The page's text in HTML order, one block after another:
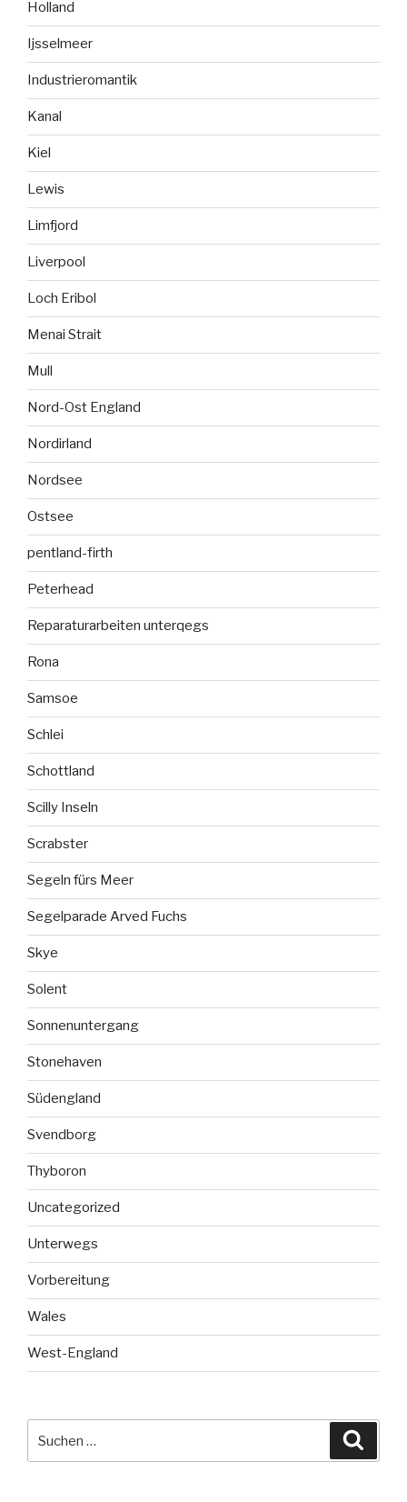
Holland
Ijsselmeer
Industrieromantik
Kanal
Kiel
Lewis
Limfjord
Liverpool
Loch Eribol
Menai Strait
Mull
Nord-Ost England
Nordirland
Nordsee
Ostsee
pentland-firth
Peterhead
Reparaturarbeiten unterqegs
Rona
Samsoe
Schlei
Schottland
Scilly Inseln
Scrabster
Segeln fürs Meer
Segelparade Arved Fuchs
Skye
Solent
Sonnenuntergang
Stonehaven
Südengland
Svendborg
Thyboron
Uncategorized
Unterwegs
Vorbereitung
Wales
West-England
nach: